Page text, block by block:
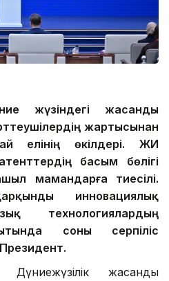
жүзіндегі жасанды
жартысынан
елінің өкілдері. ЖИ
басым бөлігі
мамандарға тиесілі.
инновациялық
технологиялардың
соны серпіліс
жасанды